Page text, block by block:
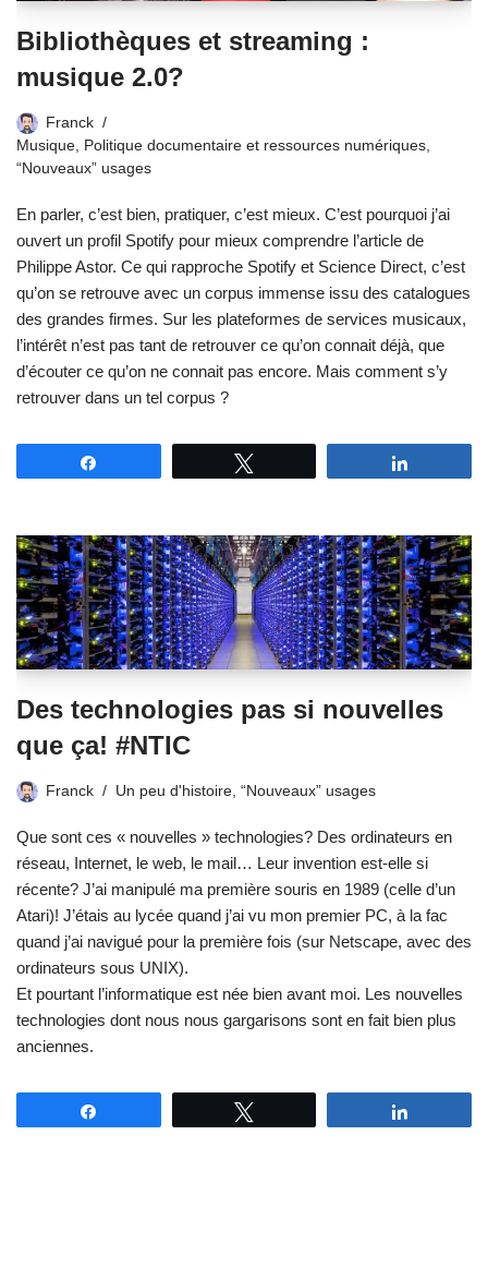
Bibliothèques et streaming :
musique 2.0?
Franck
Musique, Politique documentaire et ressources numériques,
“Nouveaux” usages
En parler, c’est bien, pratiquer, c’est mieux. C’est pourquoi j’ai
ouvert un profil Spotify pour mieux comprendre l’article de
Philippe Astor. Ce qui rapproche Spotify et Science Direct, c’est
qu’on se retrouve avec un corpus immense issu des catalogues
des grandes firmes. Sur les plateformes de services musicaux,
l’intérêt n’est pas tant de retrouver ce qu’on connait déjà, que
d’écouter ce qu’on ne connait pas encore. Mais comment s’y
retrouver dans un tel corpus ?
Des technologies pas si nouvelles
que ça! #NTIC
Franck Un peu d'histoire “Nouveaux” usages
Que sont ces « nouvelles » technologies? Des ordinateurs en
réseau, Internet, le web, le mail… Leur invention est-elle si
récente? J’ai manipulé ma première souris en 1989 (celle d’un
Atari)! J’étais au lycée quand j’ai vu mon premier PC, à la fac
quand j’ai navigué pour la première fois (sur Netscape, avec des
ordinateurs sous UNIX).
Et pourtant l’informatique est née bien avant moi. Les nouvelles
technologies dont nous nous gargarisons sont en fait bien plus
anciennes.